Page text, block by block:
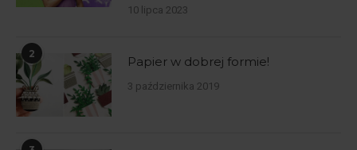
10 lipca 2023
2
Papier w dobrej formie!
3 października 2019